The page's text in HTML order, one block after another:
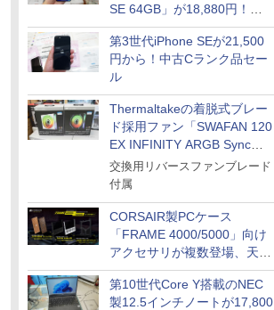
SE 64GB」が18,880円！中
古Bランク品セール
第3世代iPhone SEが21,500
円から！中古Cランク品セー
ル
Thermaltakeの着脱式ブレー
ド採用ファン「SWAFAN 120
EX INFINITY ARGB Sync」
に単品パッケージ
交換用リバースファンブレード
付属
CORSAIR製PCケース
「FRAME 4000/5000」向け
アクセサリが複数登場、天然
木製パネルや背面コネクタ対
応トレイなど
第10世代Core Y搭載のNEC
製12.5インチノートが17,800